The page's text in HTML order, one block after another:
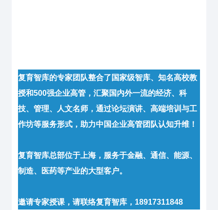
复育智库的专家团队整合了国家级智库、知名高校教
授和500强企业高管，汇聚国内外一流的经济、科
技、管理、人文名师，通过论坛演讲、高端培训与工
作坊等服务形式，助力中国企业高管团队认知升维！
复育智库总部位于上海，服务于金融、通信、能源、
制造、医药等产业的大型客户。
邀请专家授课，请联络复育智库，18917311848